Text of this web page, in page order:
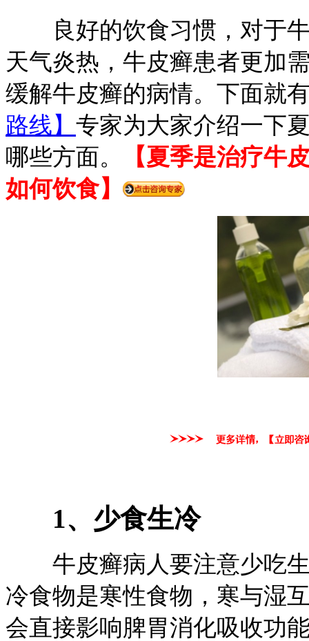
良好的饮食习惯，对于牛
天气炎热，牛皮癣患者更加
缓解牛皮癣的病情。下面就
路线】 专家为大家介绍一下
哪些方面。
【夏季是治疗牛
如何饮食】
1、少食生冷
牛皮癣病人要注意少吃生
冷食物是寒性食物，寒与湿
会直接影响脾胃消化吸收功